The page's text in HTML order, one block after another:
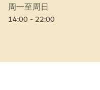
周一至周日
14:00 - 22:00